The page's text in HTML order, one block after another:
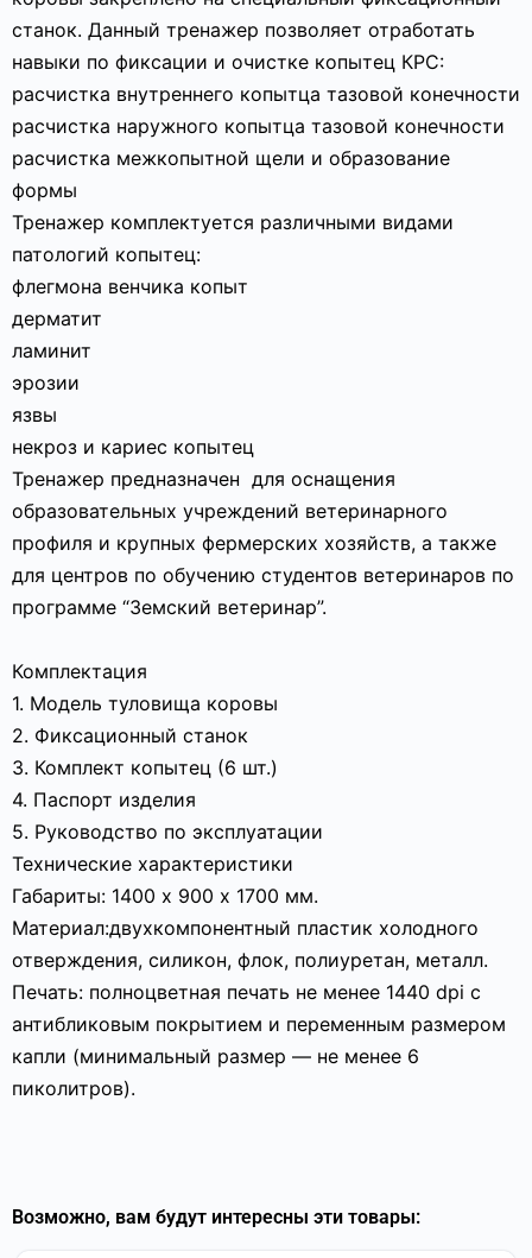
станок. Данный тренажер позволяет отработать
навыки по фиксации и очистке копытец КРС:
расчистка внутреннего копытца тазовой конечности
расчистка наружного копытца тазовой конечности
расчистка межкопытной щели и образование
формы
Тренажер комплектуется различными видами
патологий копытец:
флегмона венчика копыт
дерматит
ламинит
эрозии
язвы
некроз и кариес копытец
Тренажер предназначен для оснащения
образовательных учреждений ветеринарного
профиля и крупных фермерских хозяйств, а также
для центров по обучению студентов ветеринаров по
программе “Земский ветеринар”.
Комплектация
1. Модель туловища коровы
2. Фиксационный станок
3. Комплект копытец (6 шт.)
4. Паспорт изделия
5. Руководство по эксплуатации
Технические характеристики
Габариты: 1400 х 900 х 1700 мм.
Материал:двухкомпонентный пластик холодного
отверждения, силикон, флок, полиуретан, металл.
Печать: полноцветная печать не менее 1440 dpi с
антибликовым покрытием и переменным размером
капли (минимальный размер — не менее 6
пиколитров).
Возможно, вам будут интересны эти товары: